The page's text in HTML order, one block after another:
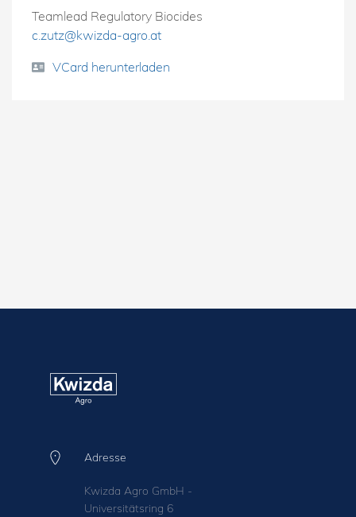
Teamlead Regulatory Biocides
c.zutz@kwizda-agro.at
VCard herunterladen
Adresse
Kwizda Agro GmbH -
Universitätsring 6